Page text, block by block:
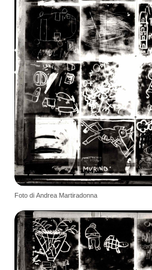
Foto di Andrea Martiradonna